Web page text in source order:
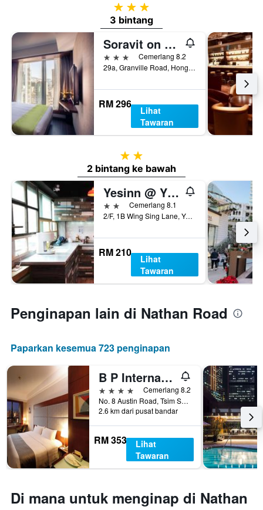
3 bintang
3 bintang
Soravit on Granville
3 bintangCemerlang 8.2
29a, Granville Road, Hong Kong, Hong Kong
RM 296
Lihat
Tawaran
2 bintang
2 bintang ke bawah
Yesinn @ Ymt
2 bintangCemerlang 8.1
2/F, 1B Wing Sing Lane, Yau Ma Tei, Hong Kong, Hong Kong
RM 210
Lihat
Tawaran
Penginapan lain di Nathan Road
Paparkan kesemua 723 penginapan
B P International
4 bintang
Cemerlang 8.2
No. 8 Austin Road, Tsim Sha Tsui, Hong Kong, Hong Kong
2.6 km dari pusat bandar
RM 353
Lihat
Tawaran
Di mana untuk menginap di Nathan